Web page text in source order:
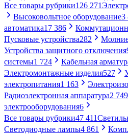
Все товары рубрики126 271
Высоковольтное оборудование3
автоматика17 386
Пусковые устройства282
Устройства защитного отключения
системы1 724 Кабельная
Электромонтажные изделия527
электропитания1 163
Радиоэлектронная аппаратура2 749
электрооборудования6
Все товары рубрики47 411
Светодиодные лампы4 861